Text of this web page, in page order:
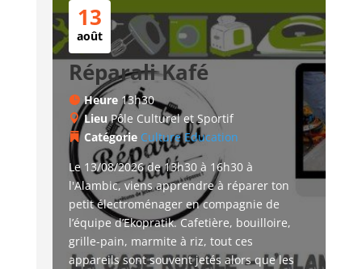
13
août
Réparali Kafé
Heure 13h30
LieuPôle Culturel et Sportif
Catégorie Culture Education
Le 13/08/2026 de 13h30 à 16h30 à
l'Alambic, viens apprendre à réparer ton
petit électroménager en compagnie de
l’équipe d’Ekopratik. Cafetière, bouilloire,
grille-pain, marmite à riz, tout ces
appareils sont souvent jetés alors que les